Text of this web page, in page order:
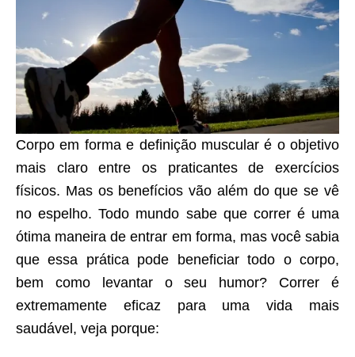
Corpo em forma e definição muscular é o objetivo
mais claro entre os praticantes de exercícios
físicos. Mas os benefícios vão além do que se vê
no espelho. Todo mundo sabe que correr é uma
ótima maneira de entrar em forma, mas você sabia
que essa prática pode beneficiar todo o corpo,
bem como levantar o seu humor? Correr é
extremamente eficaz para uma vida mais
saudável, veja porque: